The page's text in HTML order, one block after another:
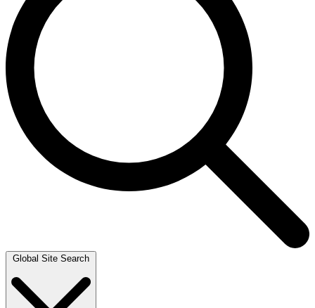
Global Site Search